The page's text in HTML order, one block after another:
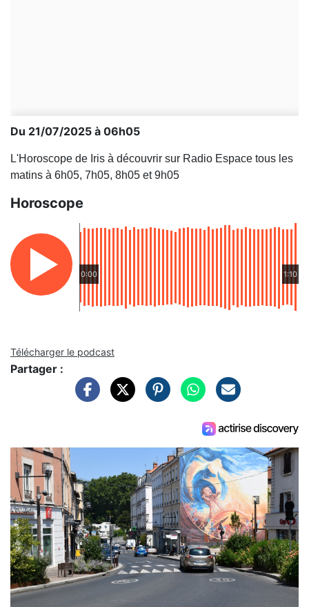
Du 21/07/2025 à 06h05
L'Horoscope de Iris à découvrir sur Radio Espace tous les
matins à 6h05, 7h05, 8h05 et 9h05
Horoscope
0:00 1:10
Télécharger le podcast
Partager :